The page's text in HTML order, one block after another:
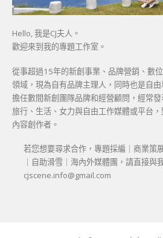
Hello, 我是CJ夫人。
歡迎來到我的專題工作室。
從事超過15年的新創事業、品牌營銷、數
領域，現為自有品牌主理人，同時也是自
擔任數間新創團隊品牌和經營顧問，經常
旅行、生活、女力與自由工作媒體或平台
內容創作者。
若您想要尋求合作，專題採編｜商業策
｜自助滑雪｜海內外媒體團，請直接與
cjscene.info@gmail.com